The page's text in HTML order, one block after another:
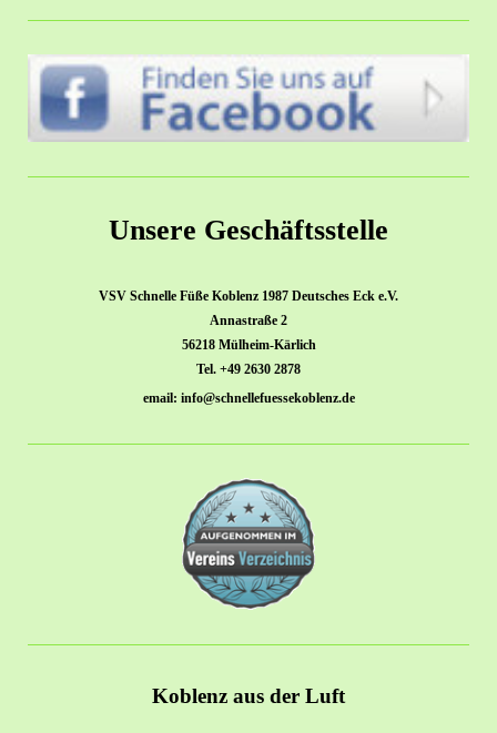
Unsere Geschäftsstelle
VSV Schnelle Füße Koblenz 1987 Deutsches Eck e.V.
Annastraße 2
56218 Mülheim-Kärlich
Tel. +49 2630 2878
email: info@schnellefuessekoblenz.de
Koblenz aus der Luft